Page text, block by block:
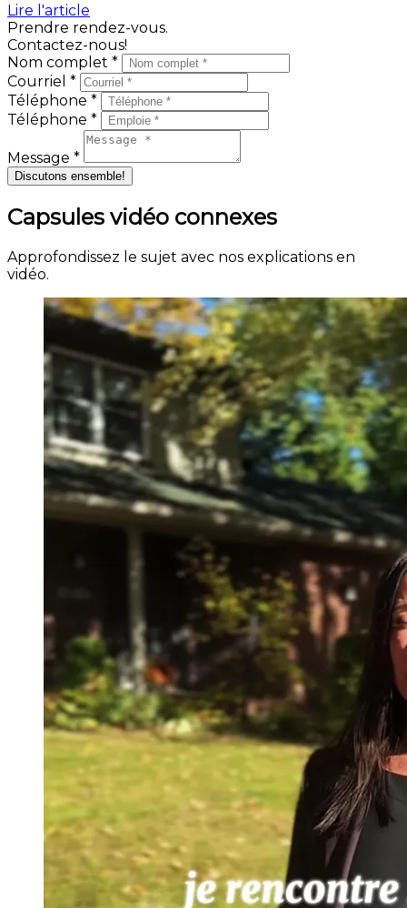
Lire l'article
Prendre rendez-vous.
Contactez-nous!
Nom complet *
Courriel *
Téléphone *
Téléphone *
Message *
Discutons ensemble!
Capsules vidéo connexes
Approfondissez le sujet avec nos explications en
vidéo.